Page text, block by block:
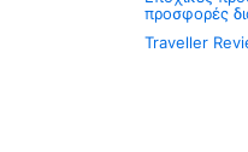
προσφορές
Traveller